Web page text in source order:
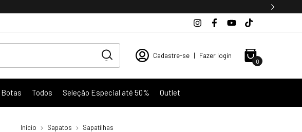
Cadastre-se | Fazer login
0
Botas Todos Seleção Especial até 50% Outlet
Início Sapatos Sapatilhas